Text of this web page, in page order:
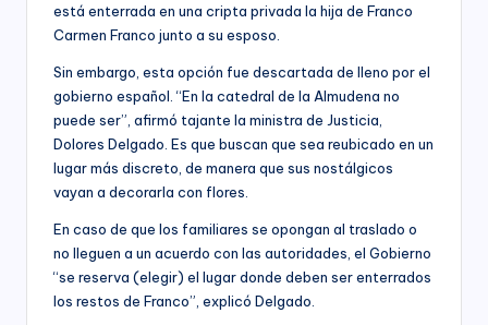
está enterrada en una cripta privada la hija de Franco
Carmen Franco junto a su esposo.
Sin embargo, esta opción fue descartada de lleno por el
gobierno español. “En la catedral de la Almudena no
puede ser”, afirmó tajante la ministra de Justicia,
Dolores Delgado. Es que buscan que sea reubicado en un
lugar más discreto, de manera que sus nostálgicos
vayan a decorarla con flores.
En caso de que los familiares se opongan al traslado o
no lleguen a un acuerdo con las autoridades, el Gobierno
“se reserva (elegir) el lugar donde deben ser enterrados
los restos de Franco”, explicó Delgado.